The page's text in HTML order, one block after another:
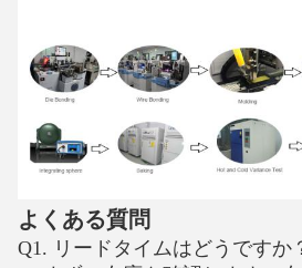
よくある質問
Q1. リードタイムはどうですか